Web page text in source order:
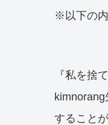
※以下の
『私を捨
すること